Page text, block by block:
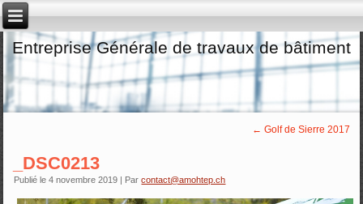
Entreprise Générale de travaux de bâtiment
← Golf de Sierre 2017
_DSC0213
Publié le 4 novembre 2019 | Par contact@amohtep.ch